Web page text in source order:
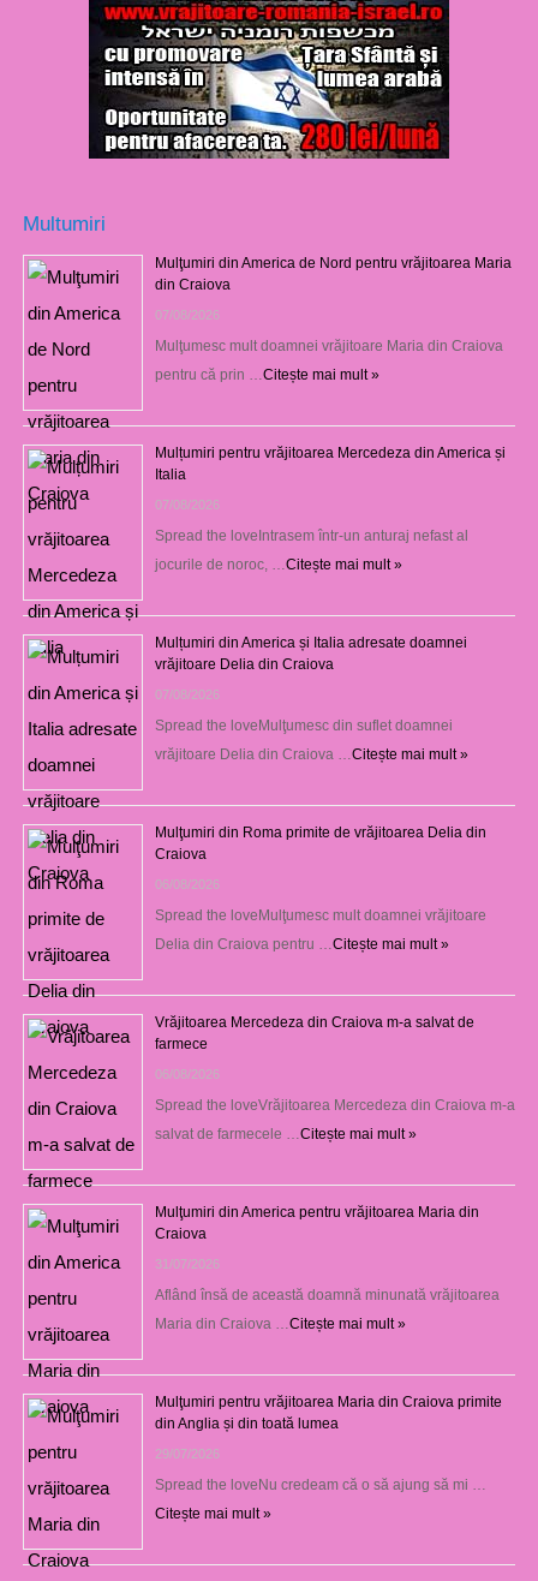
Multumiri
Mulţumiri din America de Nord pentru vrăjitoarea Maria
din Craiova
07/08/2026
Mulţumesc mult doamnei vrăjitoare Maria din Craiova
pentru că prin …Citește mai mult »
Mulțumiri pentru vrăjitoarea Mercedeza din America și
Italia
07/08/2026
Spread the loveIntrasem într-un anturaj nefast al
jocurile de noroc, …Citește mai mult »
Mulțumiri din America și Italia adresate doamnei
vrăjitoare Delia din Craiova
07/08/2026
Spread the loveMulţumesc din suflet doamnei
vrăjitoare Delia din Craiova …Citește mai mult »
Mulţumiri din Roma primite de vrăjitoarea Delia din
Craiova
06/08/2026
Spread the loveMulţumesc mult doamnei vrăjitoare
Delia din Craiova pentru …Citește mai mult »
Vrăjitoarea Mercedeza din Craiova m-a salvat de
farmece
06/08/2026
Spread the loveVrăjitoarea Mercedeza din Craiova m-a
salvat de farmecele …Citește mai mult »
Mulţumiri din America pentru vrăjitoarea Maria din
Craiova
31/07/2026
Aflând însă de această doamnă minunată vrăjitoarea
Maria din Craiova …Citește mai mult »
Mulţumiri pentru vrăjitoarea Maria din Craiova primite
din Anglia și din toată lumea
29/07/2026
Spread the loveNu credeam că o să ajung să mi …
Citește mai mult »